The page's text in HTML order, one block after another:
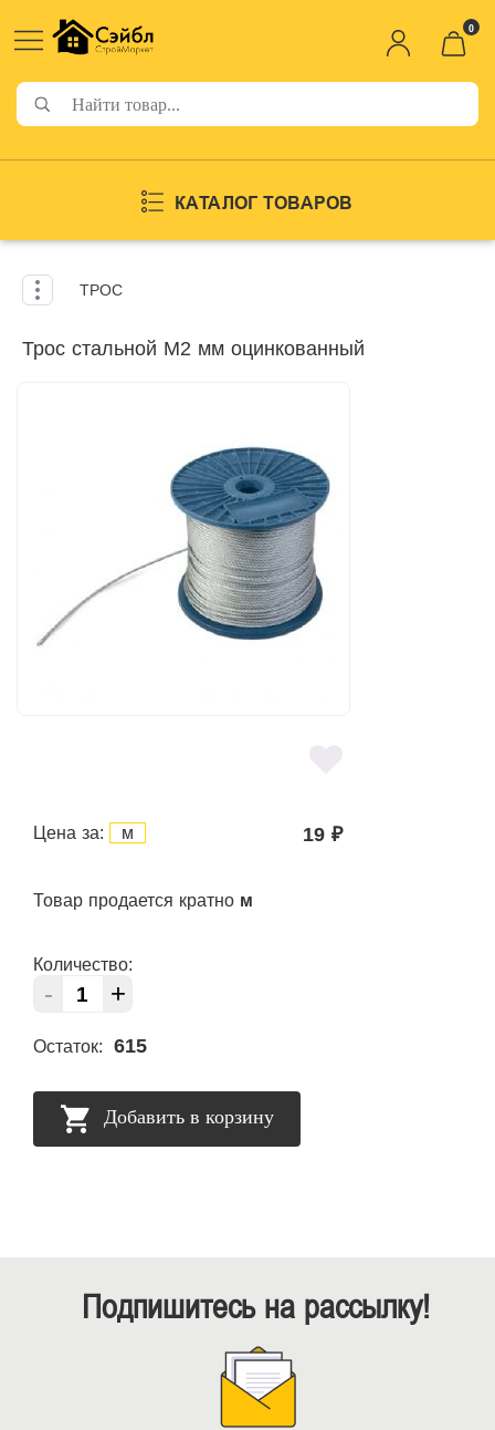
0
КАТАЛОГ ТОВАРОВ
ТРОС
Трос стальной М2 мм оцинкованный
Цена за: м 19 ₽
Товар продается кратно м
Количество:
- +
Остаток: 615
Добавить в корзину
Подпишитесь на рассылку!